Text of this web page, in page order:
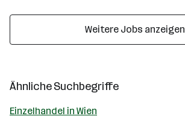
Weitere Jobs anzeigen
Ähnliche Suchbegriffe
Einzelhandel in Wien